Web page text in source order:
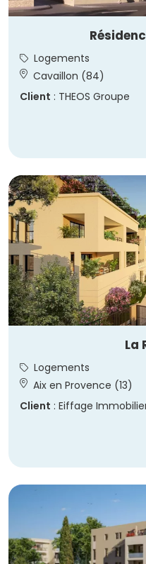
Logements
Cavaillon (84)
Client : THEOS Groupe
La
Logements
Aix en Provence (13)
Client : Eiffage